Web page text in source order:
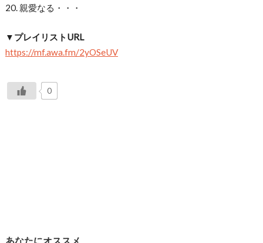
20. 親愛なる・・・
▼プレイリストURL
https://mf.awa.fm/2yOSeUV
0
あなたにオススメ